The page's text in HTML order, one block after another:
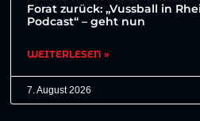
Forat zurück: „Vussball in
Podcast“ – geht nun
WEITERLESEN »
7. August 2026